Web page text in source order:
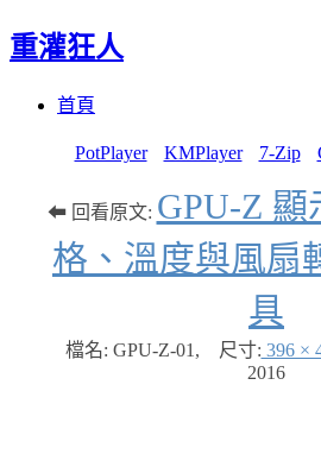
重灌狂人
首頁
PotPlayer KMPlayer 7-Zip
⬅ 回看原文: GPU-Z
格、溫度與風扇
具
檔名: GPU-Z-01 , 尺寸: 396 ×
2016